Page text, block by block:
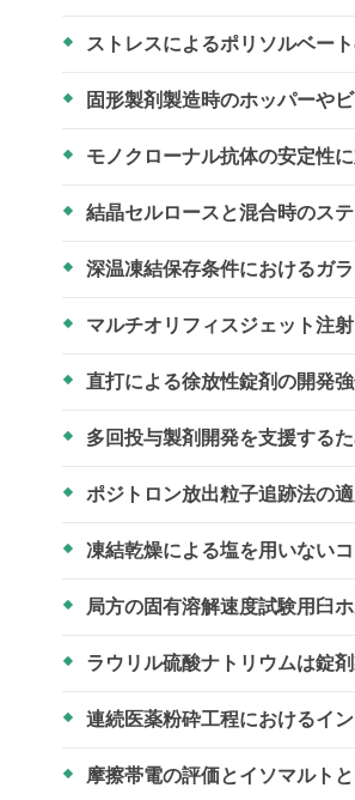
ストレスによるポリソルベー
固形製剤製造時のホッパーや
モノクローナル抗体の安定性
結晶セルロースと混合時のス
深温凍結保存条件におけるガ
マルチオリフィスジェット注
直打による徐放性錠剤の開発
多回投与製剤開発を支援する
ポジトロン放出粒子追跡法の
凍結乾燥による塩を用いない
局方の固有溶解速度試験用臼
ラウリル硫酸ナトリウムは錠
連続医薬粉砕工程におけるイ
摩擦帯電の評価とイソマルト